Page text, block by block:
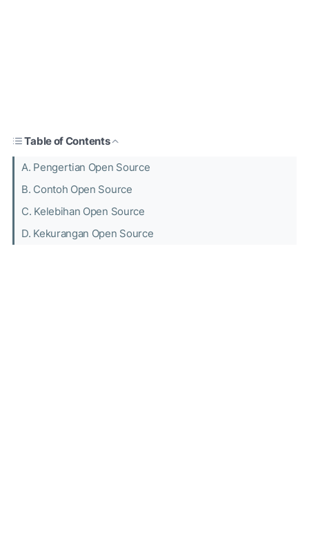
Table of Contents
A. Pengertian Open Source
B. Contoh Open Source
C. Kelebihan Open Source
D. Kekurangan Open Source